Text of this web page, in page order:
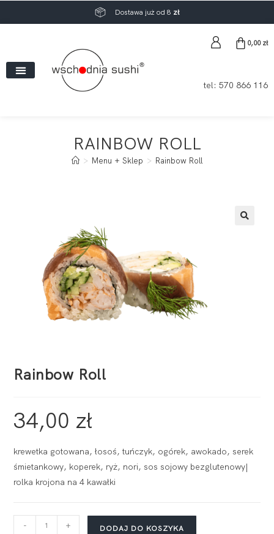
Dostawa już od 8 zł
0,00 zł
tel: 570 866 116
RAINBOW ROLL
> Menu + Sklep > Rainbow Roll
Rainbow Roll
34,00 zł
krewetka gotowana, łosoś, tuńczyk, ogórek, awokado, serek
śmietankowy, koperek, ryż, nori, sos sojowy bezglutenowy|
rolka krojona na 4 kawałki
- + DODAJ DO KOSZYKA